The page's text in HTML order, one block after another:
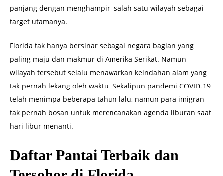
panjang dengan menghampiri salah satu wilayah sebagai
target utamanya.
Florida tak hanya bersinar sebagai negara bagian yang
paling maju dan makmur di Amerika Serikat. Namun
wilayah tersebut selalu menawarkan keindahan alam yang
tak pernah lekang oleh waktu. Sekalipun pandemi COVID-19
telah menimpa beberapa tahun lalu, namun para imigran
tak pernah bosan untuk merencanakan agenda liburan saat
hari libur menanti.
Daftar Pantai Terbaik dan